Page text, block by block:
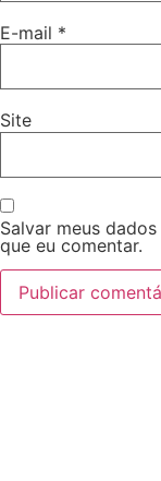
E-mail *
Site
Salvar meus
que eu comentar.